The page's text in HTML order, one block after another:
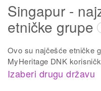
Singapur -
etničke grupe
Ovo su najčešće etničke
MyHeritage DNK
Izaberi drugu državu